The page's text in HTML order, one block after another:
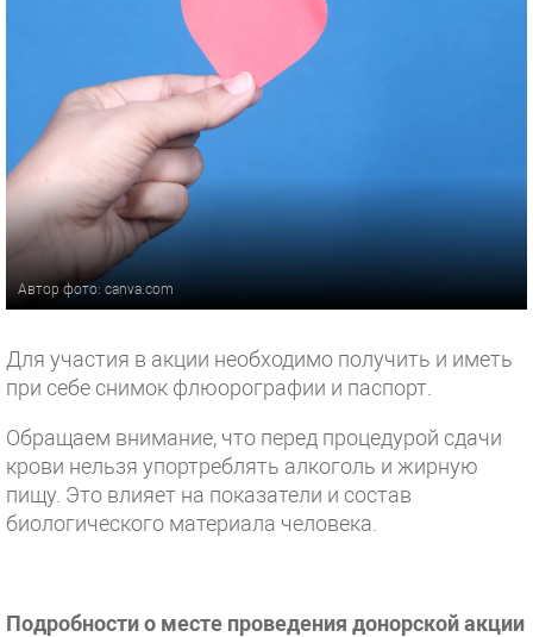
Автор фото: canva.com
Для участия в акции необходимо получить и иметь
при себе снимок флюорографии и паспорт.
Обращаем внимание, что перед процедурой сдачи
крови нельзя упортреблять алкоголь и жирную
пищу. Это влияет на показатели и состав
биологического материала человека.
Подробности о месте проведения донорской акции